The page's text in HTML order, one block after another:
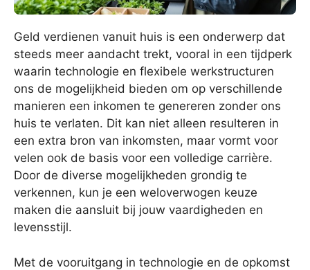
Geld verdienen vanuit huis is een onderwerp dat
steeds meer aandacht trekt, vooral in een tijdperk
waarin technologie en flexibele werkstructuren
ons de mogelijkheid bieden om op verschillende
manieren een inkomen te genereren zonder ons
huis te verlaten. Dit kan niet alleen resulteren in
een extra bron van inkomsten, maar vormt voor
velen ook de basis voor een volledige carrière.
Door de diverse mogelijkheden grondig te
verkennen, kun je een weloverwogen keuze
maken die aansluit bij jouw vaardigheden en
levensstijl.
Met de vooruitgang in technologie en de opkomst